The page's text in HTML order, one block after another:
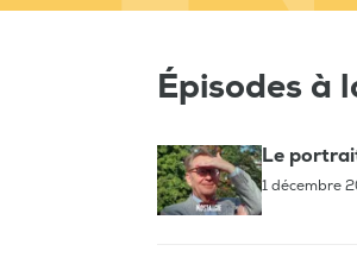
Épisodes à
Le
1 décembre